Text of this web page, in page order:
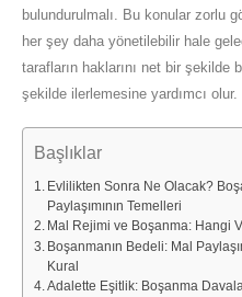
bulundurulmalı. Bu konular zorlu
her şey daha yönetilebilir hale
tarafların haklarını net bir şekilde
şekilde ilerlemesine yardımcı olur.
Başlıklar
Evlilikten Sonra Ne Olacak?
Paylaşımının Temelleri
Mal Rejimi ve Boşanma: Hangi
Boşanmanın Bedeli: Mal
Kural
Adalette Eşitlik: Boşanma